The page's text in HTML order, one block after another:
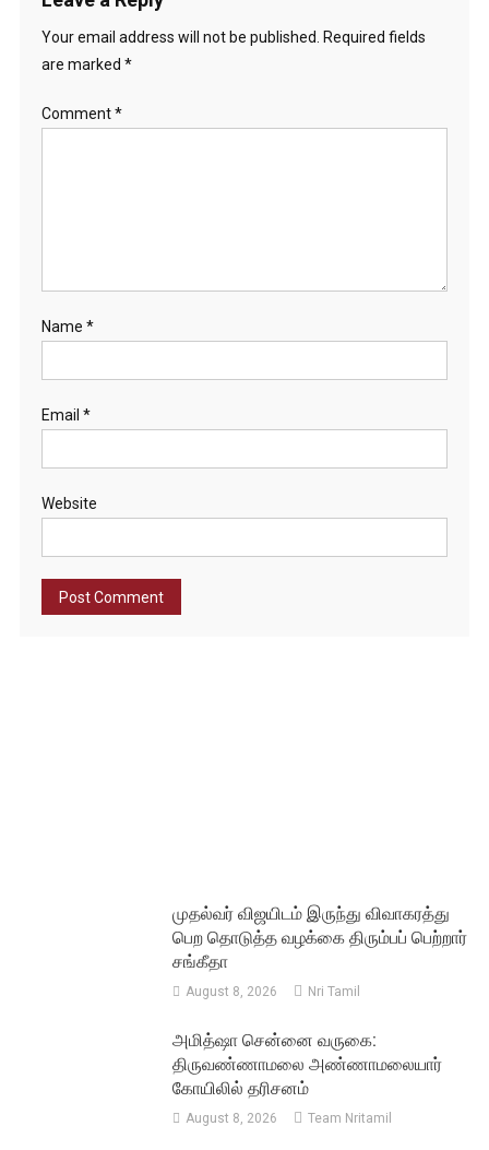
Your email address will not be published.
Required fields
are marked *
Comment*
Name *
Email *
Website
முதல்வர் விஜயிடம் இருந்து விவாகரத்து
பெற தொடுத்த வழக்கை திரும்பப் பெற்றார்
சங்கீதா
August 8, 2026 Nri Tamil
அமித்ஷா சென்னை வருகை:
திருவண்ணாமலை அண்ணாமலையார்
கோயிலில் தரிசனம்
August 8, 2026 Team Nritamil